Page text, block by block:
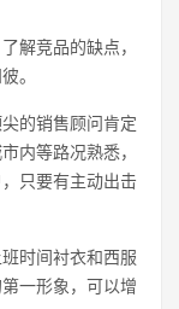
解竞品的缺点，
。
的销售顾问肯定
内等路况熟悉，
只要有主动出击
时间衬衣和西服
一形象，可以增